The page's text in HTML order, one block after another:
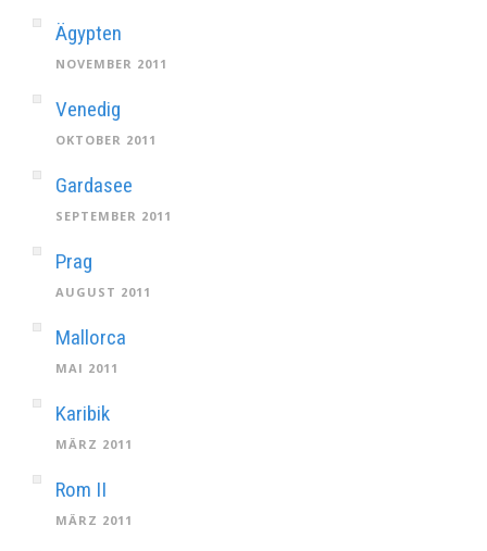
Ägypten
NOVEMBER 2011
Venedig
OKTOBER 2011
Gardasee
SEPTEMBER 2011
Prag
AUGUST 2011
Mallorca
MAI 2011
Karibik
MÄRZ 2011
Rom II
MÄRZ 2011